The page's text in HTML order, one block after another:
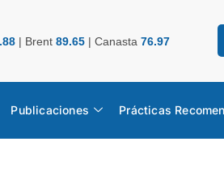
| Brent 89.65 | Canasta 76.97
Publicaciones Prácticas